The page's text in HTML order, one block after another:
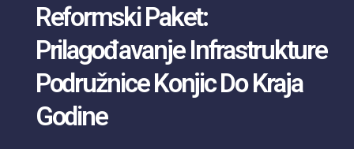
Reformski Paket:
Prilagođavanje Infrastrukture
Podružnice Konjic Do Kraja
Godine